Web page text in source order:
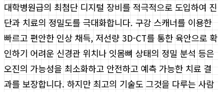
대학병원급의 최첨단 디지털 장비를 적극적으로 도입하여 진
단과 치료의 정밀도를 극대화합니다. 구강 스캐너를 이용한
빠르고 편안한 인상 채득, 저선량 3D-CT를 통한 육안으로 확
인하기 어려운 신경관 위치나 잇몸뼈 상태의 정밀 분석 등은
오진의 가능성을 최소화하고 안전하고 예측 가능한 치료 결
과를 보장합니다. 하지만 최고의 기술도 그것을 다루는 사람